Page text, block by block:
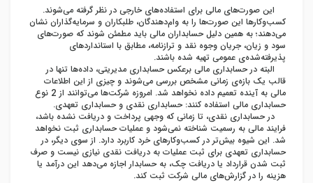
این صورت‌های مالی برای استفاده‌های خارجی در نظر گرفته می‌شوند.
کسب‌وکارها این صورت‌ها را به وام‌دهندگان، طلبکاران و سرمایه‌گذاران نشان
می‌دهند؛ به همین دلیل حسابداران مالی باید مطمئن شوند که صورت‌های
سود و زیان، جریان وجوه نقد و ترازنامه، مطابق با استانداردهای
پذیرفته‌شده‌ی عمومی تهیه شده باشند.
البته در حسابداری مالی برعکس حسابداری مدیریتی، داده‌ها تنها در
قالب یک بازه‌ی زمانی مشخص بررسی می‌شوند و چیزی از این اطلاعات
مالی به آینده تعمیم داده نخواهد شد. امروزه شرکت‌ها می‌توانند از 2 نوع
حسابداری مالی استفاده کنند: حسابداری نقدی و حسابداری تعهدی.
در حسابداری نقدی، تا زمانی که وجهی پرداخت و دریافت نشده باشد،
فرایند مالی به رسمیت شناخته نمی‌شود و عملیات حسابداری ثبت نخواهد
شد. این شیوه بیش‌تر در کسب‌وکارهای خرد کاربرد دارد. از سوی دیگر، در
حسابداری تعهدی برای ثبت عملیات به دریافت نقدی نیازی نیست و صرف
ثبت شدن قرارداد یا دریافت چک، به حسابدار اجازه می‌دهد این درآمد یا
هزینه را در گزارش‌های مالی شرکت ثبت کند.